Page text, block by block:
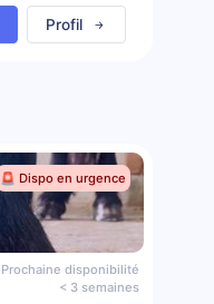
Profil
🚨 Dispo en urgence
Prochaine disponibilité
< 3 semaines